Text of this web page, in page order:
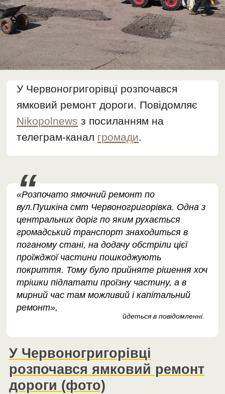
У Червоногригорівці розпочався
ямковий ремонт дороги. Повідомляє
Nikopolnews з посиланням на
телеграм-канал громади.
«Розпочато ямочний ремонт по
вул.Пушкіна смт Червоногригорівка. Одна з
центральних доріг по яким рухається
громадський транспорт знаходиться в
поганому стані, на додачу обстріли цієї
проїжджої частини пошкоджують
покриття. Тому було прийняте рішення хоч
трішки підлатати проїзну частину, а в
мирний час там можливий і капітальний
ремонт»,
йдеться в повідомленні.
У Червоногригорівці
розпочався ямковий ремонт
дороги (фото)